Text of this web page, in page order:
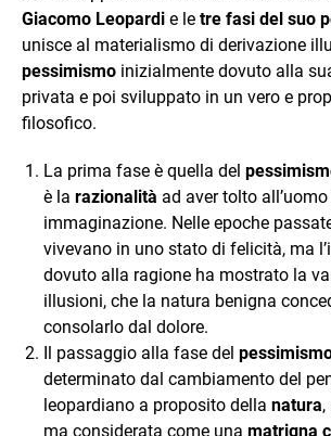
Giacomo Leopardi e le tre fasi del suo
unisce al materialismo di derivazione
pessimismo inizialmente dovuto alla
privata e poi sviluppato in un vero e
filosofico.
La prima fase è quella del
è la razionalità ad aver tolto
immaginazione. Nelle epoche
vivevano in uno stato di felicità, ma
dovuto alla ragione ha mostrato la
illusioni, che la natura benigna
consolarlo dal dolore.
Il passaggio alla fase del
determinato dal cambiamento del
leopardiano a proposito della natura
ma considerata come una matrigna